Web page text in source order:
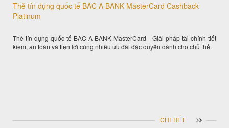
Thẻ tín dụng quốc tế BAC A BANK MasterCard Cashback
Platinum
Thẻ tín dụng quốc tế BAC A BANK MasterCard - Giải pháp tài chính tiết
kiệm, an toàn và tiện lợi cùng nhiều ưu đãi đặc quyền dành cho chủ thẻ.
CHI TIẾT